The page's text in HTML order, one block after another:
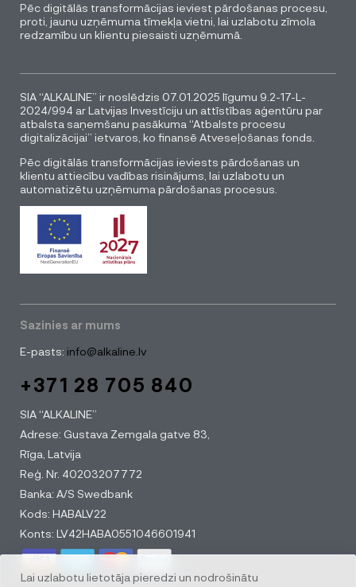
Lai uzlabotu lietotāja pieredzi un nodrošinātu
Pēc digitālās transformācijas ieviest pārdošanas procesu,
proti, jaunu uzņēmuma tīmekļa vietni, lai uzlabotu zīmola
redzamību un klientu piesaisti uzņēmumā.
SIA “ALKALINE” ir noslēdzis 07.01.2025 līgumu 9.2-17-L-
2024/994 ar Latvijas Investīciju un attīstības aģentūru par
atbalsta saņemšanu pasākuma “Atbalsts procesu
digitalizācijai” ietvaros, ko finansē Atveseļošanas fonds.
Pēc digitālās transformācijas ieviests pārdošanas un
klientu attiecību vadības risinājums, lai uzlabotu un
automatizētu uzņēmuma pārdošanas procesus.
Sazinies ar mums
E-pasts: info@alkaline.lv
+371 28 705 840
SIA “ALKALINE”
Adrese: Gustava Zemgala gatve 83,
Rīga, Latvija
Reģ. Nr. 40203207772
Banka: A/S Swedbank
Kods: HABALV22
Konts: LV42HABA0551046601941